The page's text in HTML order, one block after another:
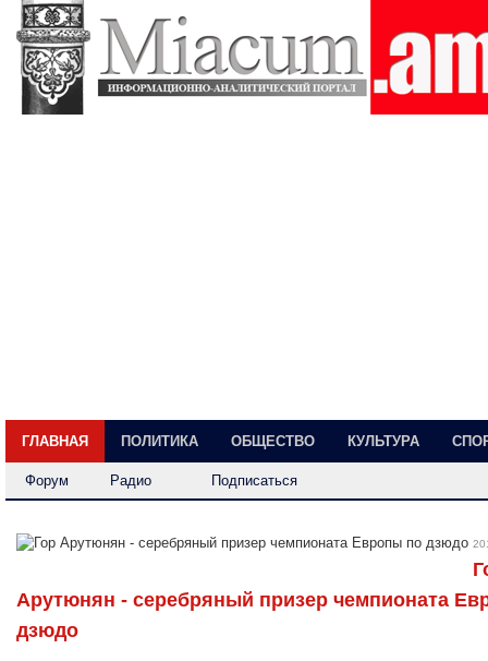
ГЛАВНАЯ ПОЛИТИКА ОБЩЕСТВО КУЛЬТУРА
Форум Радио Подписаться
Арутюнян - серебряный призер чемпионата
дзюдо